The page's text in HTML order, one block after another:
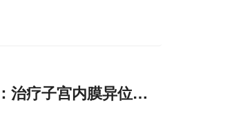
治疗子宫内膜异位症相关中重度